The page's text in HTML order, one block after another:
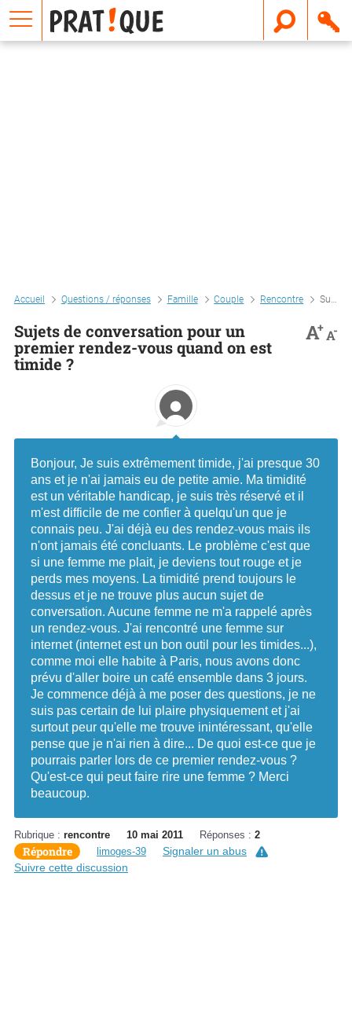
Accueil Questions / réponses Famille Couple Rencontre Sujets de conversation pour un premier rendez-vous quand on est timide ?
Sujets de conversation pour un
premier rendez-vous quand on est
timide ?
A+A-
Bonjour, Je suis extrêmement timide, j'ai presque 30
ans et je n'ai jamais eu de petite amie. Ma timidité
est un véritable handicap, je suis très réservé et il
m'est difficile de me confier à quelqu'un que je
connais peu. J'ai déjà eu des rendez-vous mais ils
n'ont jamais été concluants. Le problème c'est que
si une femme me plait, je deviens tout rouge et je
perds mes moyens. La timidité prend toujours le
dessus et je ne trouve plus aucun sujet de
conversation. Aucune femme ne m'a rappelé après
un rendez-vous. J'ai rencontré une femme sur
internet (internet est un bon outil pour les timides...),
comme moi elle habite à Paris, nous avons donc
prévu d'aller boire un café ensemble dans 3 jours.
Je commence déjà à me poser des questions, je ne
suis pas certain de lui plaire physiquement et j'ai
surtout peur qu'elle me trouve inintéressant, qu'elle
pense que je n'ai rien à dire... De quoi est-ce que je
pourrais parler lors de ce premier rendez-vous ?
Qu'est-ce qui peut faire rire une femme ? Merci
beaucoup.
Rubrique : rencontre 10 mai 2011 Réponses : 2
Répondre limoges-39
Signaler un abus
Suivre cette discussion
E
m
a